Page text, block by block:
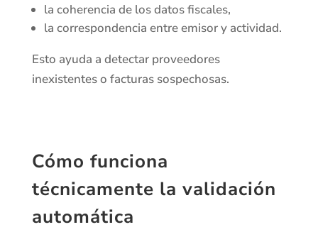
la coherencia de los datos fiscales,
la correspondencia entre emisor y actividad.
Esto ayuda a detectar proveedores
inexistentes o facturas sospechosas.
Cómo funciona
técnicamente la validación
automática